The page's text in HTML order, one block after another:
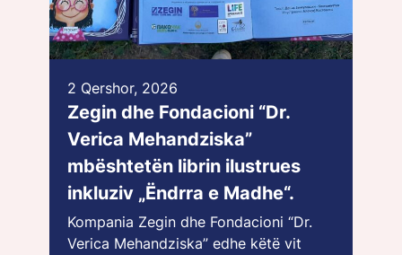
2 Qershor, 2026
Zegin dhe Fondacioni “Dr.
Verica Mehandziska”
mbështetën librin ilustrues
inkluziv „Ëndrra e Madhe“.
Kompania Zegin dhe Fondacioni “Dr.
Verica Mehandziska” edhe këtë vit